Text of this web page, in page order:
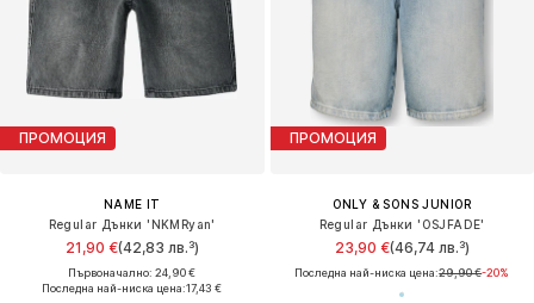
ПРОМОЦИЯ
NAME IT
Regular Дънки 'NKMRyan'
21,90 €(42,83 лв.³)
Първоначално: 24,90 €
Последна най-ниска цена:17,43 €
ПРОМОЦИЯ
ONLY & SONS JUNIOR
Regular Дънки 'OSJFADE'
23,90 €(46,74 лв.³)
Последна най-ниска цена:29,90 €-20%